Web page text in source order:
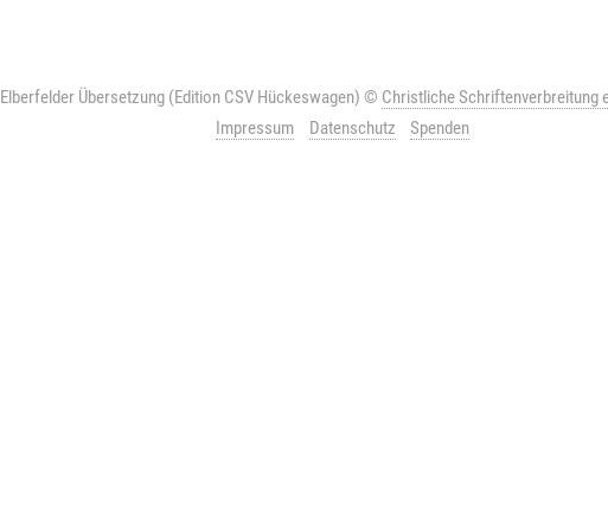
Elberfelder Übersetzung (Edition CSV Hückeswagen) © Christliche Schriftenverbreitung
Impressum
Datenschutz Spenden